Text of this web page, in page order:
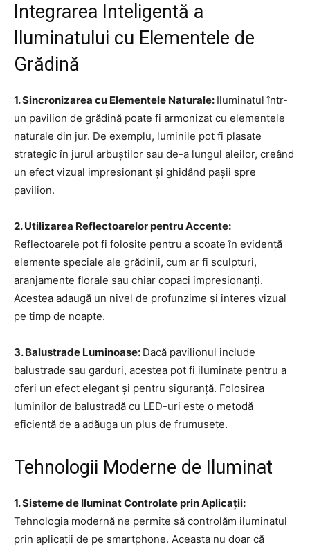
Integrarea Inteligentă a
Iluminatului cu Elementele de
Grădină
1. Sincronizarea cu Elementele Naturale: Iluminatul într-
un pavilion de grădină poate fi armonizat cu elementele
naturale din jur. De exemplu, luminile pot fi plasate
strategic în jurul arbuștilor sau de-a lungul aleilor, creând
un efect vizual impresionant și ghidând pașii spre
pavilion.
2. Utilizarea Reflectoarelor pentru Accente:
Reflectoarele pot fi folosite pentru a scoate în evidență
elemente speciale ale grădinii, cum ar fi sculpturi,
aranjamente florale sau chiar copaci impresionanți.
Acestea adaugă un nivel de profunzime și interes vizual
pe timp de noapte.
3. Balustrade Luminoase: Dacă pavilionul include
balustrade sau garduri, acestea pot fi iluminate pentru a
oferi un efect elegant și pentru siguranță. Folosirea
luminilor de balustradă cu LED-uri este o metodă
eficientă de a adăuga un plus de frumusețe.
Tehnologii Moderne de Iluminat
1. Sisteme de Iluminat Controlate prin Aplicații:
Tehnologia modernă ne permite să controlăm iluminatul
prin aplicații de pe smartphone. Aceasta nu doar că